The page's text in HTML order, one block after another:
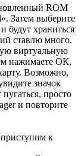
ROM
Затем выберите
будут храниться
ставлю много.
виртуальную
нажимаете ОК,
Возможно,
значок
просто
и повторите
приступим к